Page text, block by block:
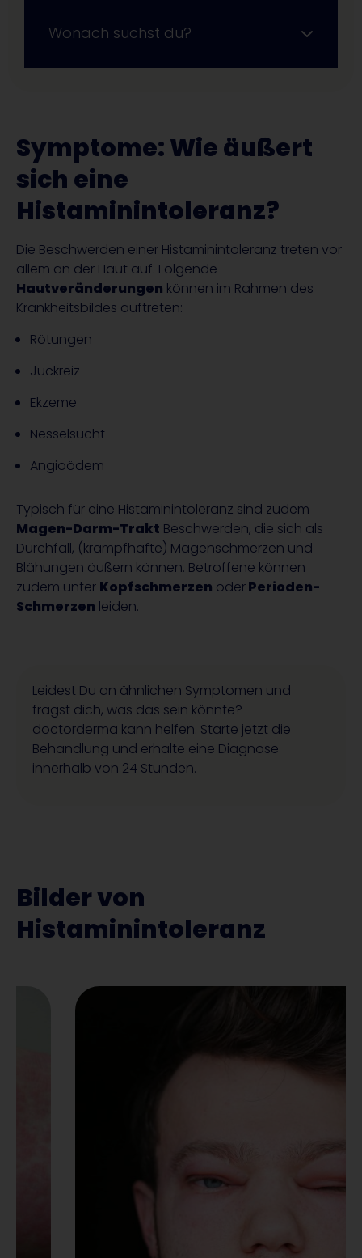
Wonach suchst du?
Symptome: Wie äußert
sich eine
Histaminintoleranz?
Die Beschwerden einer Histaminintoleranz treten vor
allem an der Haut auf. Folgende
Hautveränderungen können im Rahmen des
Krankheitsbildes auftreten:
Rötungen
Juckreiz
Ekzeme
Nesselsucht
Angioödem
Typisch für eine Histaminintoleranz sind zudem
Magen-Darm-Trakt Beschwerden, die sich als
Durchfall, (krampfhafte) Magenschmerzen und
Blähungen äußern können. Betroffene können
zudem unter Kopfschmerzen oderPerioden-
Schmerzen leiden.
Leidest Du an ähnlichen Symptomen und
fragst dich, was das sein könnte?
doctorderma kann helfen. Starte jetzt die
Behandlung und erhalte eine Diagnose
innerhalb von 24 Stunden.
Bilder von
Histaminintoleranz